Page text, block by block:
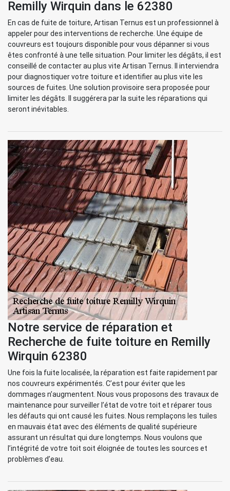
Remilly Wirquin dans le 62380
En cas de fuite de toiture, Artisan Ternus est un professionnel à
appeler pour des interventions de recherche. Une équipe de
couvreurs est toujours disponible pour vous dépanner si vous
êtes confronté à une telle situation. Pour limiter les dégâts, il est
conseillé de contacter au plus vite Artisan Ternus. Il interviendra
pour diagnostiquer votre toiture et identifier au plus vite les
sources de fuites. Une solution provisoire sera proposée pour
limiter les dégâts. Il suggérera par la suite les réparations qui
seront inévitables.
Notre service de réparation et
Recherche de fuite toiture en Remilly
Wirquin 62380
Une fois la fuite localisée, la réparation est faite rapidement par
nos couvreurs expérimentés. C’est pour éviter que les
dommages n’augmentent. Nous vous proposons des travaux de
maintenance pour surveiller l’état de votre toit et réparer tous
les défauts qui ont causé les fuites. Nous remplaçons les tuiles
en mauvais état avec des éléments de qualité supérieure
assurant un résultat qui dure longtemps. Nous voulons que
l’intégrité de votre toit soit éloignée de toutes les sources et
problèmes d’eau.